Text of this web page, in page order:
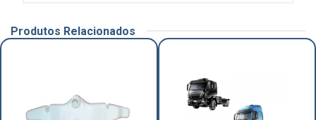
Produtos Relacionados